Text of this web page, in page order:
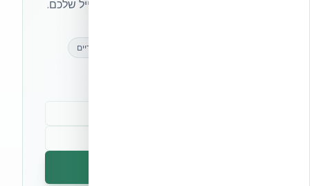
ועדכונים בלעדיים — ישירות לתיבת המייל שלכם.
עדכונים בלעדיים